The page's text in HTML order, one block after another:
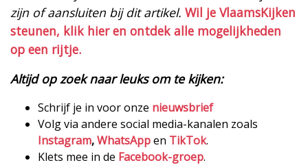
zijn of aansluiten bij dit artikel. Wil je VlaamsKijken
steunen, klik hier en ontdek alle mogelijkheden
op een rijtje.
Altijd op zoek naar leuks om te kijken:
Schrijf je in voor onze nieuwsbrief
Volg via andere social media-kanalen zoals
Instagram,WhatsAppen TikTok.
Klets mee in de Facebook-groep.